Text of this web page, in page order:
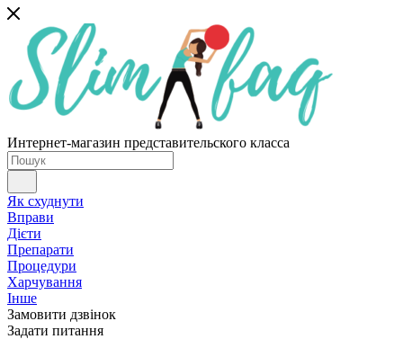
Интернет-магазин представительского класса
Як схуднути
Вправи
Дієти
Препарати
Процедури
Харчування
Інше
Замовити дзвінок
Задати питання